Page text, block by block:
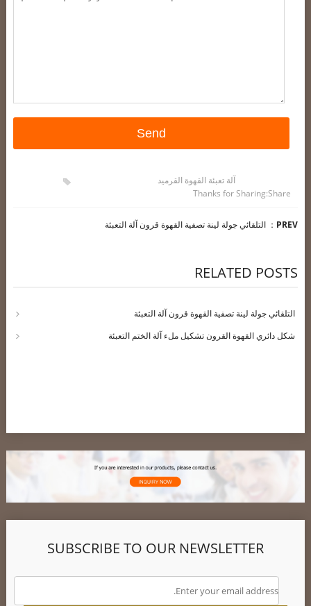
آلة تعبئة القهوة القرميد
Thanks for Sharing Share:
PREV
： التلقائي جولة لينة تصفية القهوة قرون آلة التعبئة
RELATED POSTS
التلقائي جولة لينة تصفية القهوة قرون آلة التعبئة
شكل دائري القهوة القرون تشكيل ملء آلة الختم التعبئة
SUBSCRIBE TO OUR NEWSLETTER